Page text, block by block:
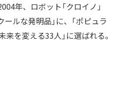
年、ロボット「クロイノ」
ルな発明品」に、「ポピュラ
来を変える33人」に選ばれる。